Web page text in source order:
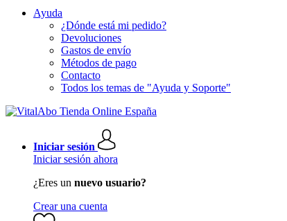
Ayuda
¿Dónde está mi pedido?
Devoluciones
Gastos de envío
Métodos de pago
Contacto
Todos los temas de "Ayuda y Soporte"
Iniciar sesión
Iniciar sesión ahora
¿Eres un nuevo usuario?
Crear una cuenta